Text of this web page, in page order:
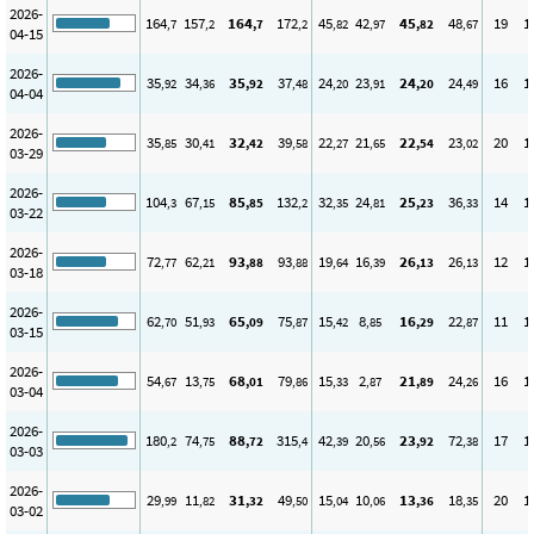
2026-
04-15
164,7 157,2 164,7 172,2 45,82 42,97 45,82 48,67 19
2026-
04-04
35,92 34,36 35,92 37,48 24,20 23,91 24,20 24,49 16
2026-
03-29
35,85 30,41 32,42 39,58 22,27 21,65 22,54 23,02 20
2026-
03-22
104,3 67,15 85,85 132,2 32,35 24,81 25,23 36,33 14
2026-
03-18
72,77 62,21 93,88 93,88 19,64 16,39 26,13 26,13 12
2026-
03-15
62,70 51,93 65,09 75,87 15,42 8,85 16,29 22,87 11
2026-
03-04
54,67 13,75 68,01 79,86 15,33 2,87 21,89 24,26 16
2026-
03-03
180,2 74,75 88,72 315,4 42,39 20,56 23,92 72,38 17
2026-
03-02
29,99 11,82 31,32 49,50 15,04 10,06 13,36 18,35 20